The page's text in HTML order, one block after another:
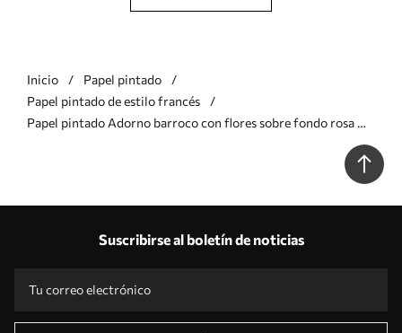
Inicio
Papel pintado
Papel pintado de estilo francés
Papel pintado Adorno barroco con flores sobre fondo rosa Nr.
Suscribirse al boletín de noticias